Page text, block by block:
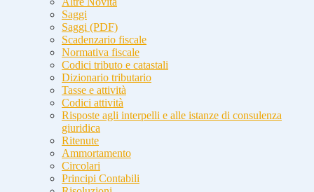
Saggi
Saggi (PDF)
Scadenzario fiscale
Normativa fiscale
Codici tributo e catastali
Dizionario tributario
Tasse e attività
Codici attività
Risposte agli interpelli e alle istanze di consulenza
giuridica
Ritenute
Ammortamento
Circolari
Principi Contabili